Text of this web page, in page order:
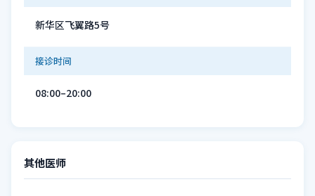
新华区飞翼路5号
接诊时间
08:00–20:00
其他医师